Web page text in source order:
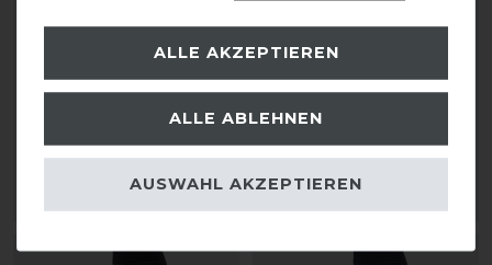
Kinder
49,95 € *
ELT Ella Vollgrip
Kinder
49,95 € *
ALLE AKZEPTIEREN
ALLE ABLEHNEN
AUSWAHL AKZEPTIEREN